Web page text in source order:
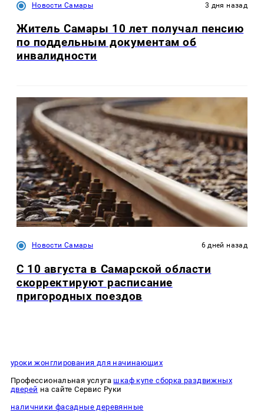
Новости Самары 3 дня назад
Житель Самары 10 лет получал пенсию
по поддельным документам об
инвалидности
Новости Самары 6 дней назад
С 10 августа в Самарской области
скорректируют расписание
пригородных поездов
уроки жонглирования для начинающих
Профессиональная услуга шкаф купе сборка раздвижных
дверей на сайте Сервис Руки
наличники фасадные деревянные